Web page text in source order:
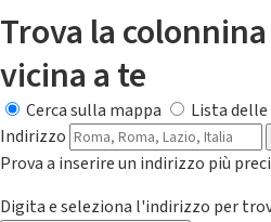
Trova la
vicina a te
Cerca sulla mappa
Lista
Indirizzo
Prova a inserire un indirizzo più
Digita e seleziona l'indirizzo per